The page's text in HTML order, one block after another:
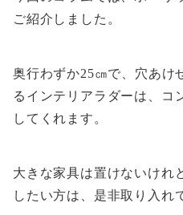
ご紹介しました。
奥行わずか25㎝で、穴あけ
るインテリアラダーは、コ
してくれます。
大きな家具は置けないけれ
したい方は、是非取り入れ